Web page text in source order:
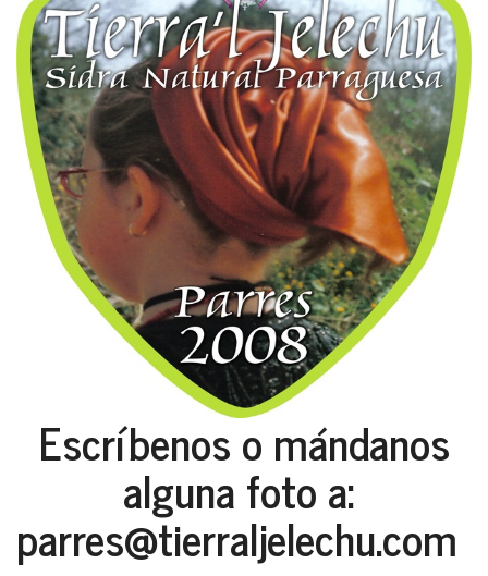
Escríbenos o mándanos
alguna foto a:
parres@tierraljelechu.com